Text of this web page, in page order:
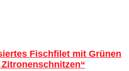
Fischfilet mit Grünen